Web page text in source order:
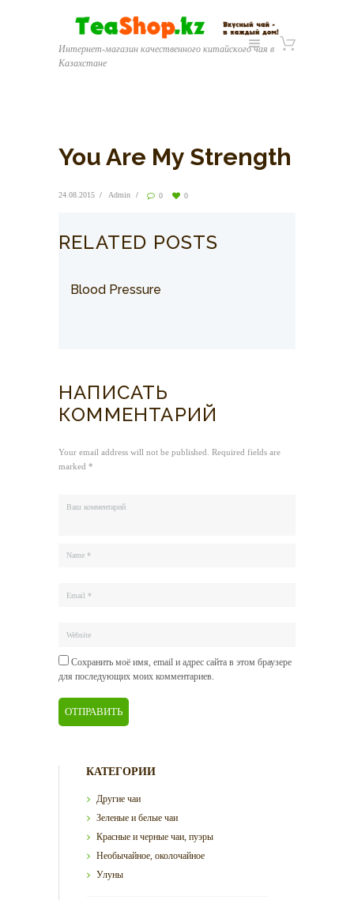
Интернет-магазин качественного китайского чая в
Казахстане
You Are My Strength
24.08.2015 Admin 0 0
RELATED POSTS
Blood Pressure
НАПИСАТЬ
КОММЕНТАРИЙ
Your email address will not be published. Required fields are
marked *
Сохранить моё имя, email и адрес сайта в этом браузере
для последующих моих комментариев.
КАТЕГОРИИ
Другие чаи
Зеленые и белые чаи
Красные и черные чаи, пуэры
Необычайное, околочайное
Улуны